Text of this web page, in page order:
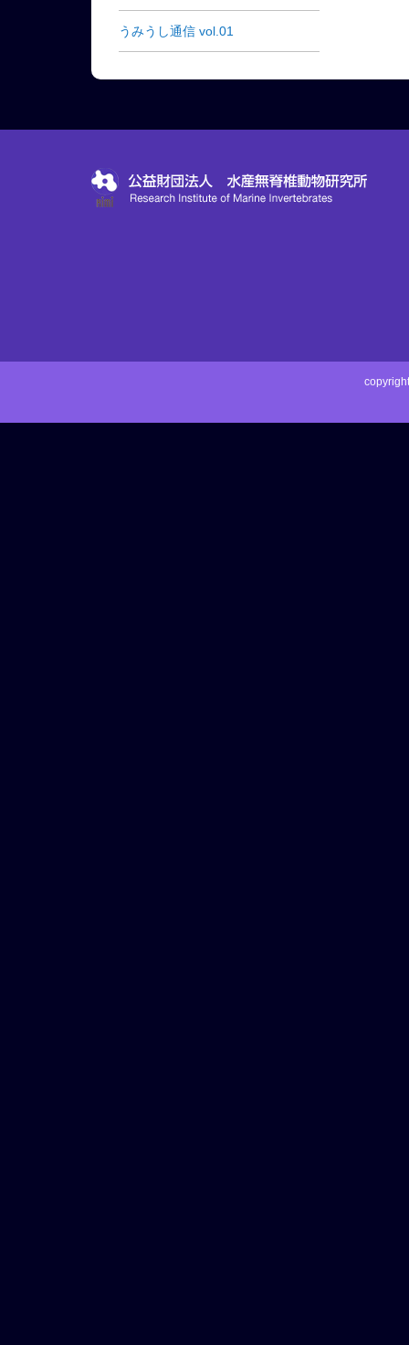
うみうし通信 vol.01